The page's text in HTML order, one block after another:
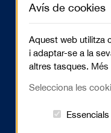
Avís de cookies
Aquest web utilitza
i adaptar-se a la
altres tasques. Més
Selecciona les
Essencials